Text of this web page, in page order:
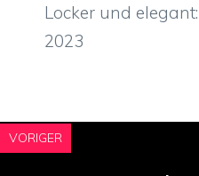
Locker und
2023
VORIGER